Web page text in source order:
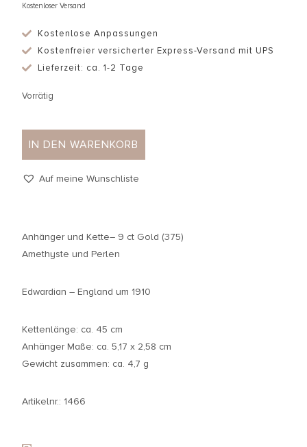
Kostenloser Versand
Kostenlose Anpassungen
Kostenfreier versicherter Express-Versand mit UPS
Lieferzeit: ca. 1-2 Tage
Vorrätig
IN DEN WARENKORB
Auf meine Wunschliste
Anhänger und Kette– 9 ct Gold (375)
Amethyste und Perlen
Edwardian – England um 1910
Kettenlänge: ca. 45 cm
Anhänger Maße: ca. 5,17 x 2,58 cm
Gewicht zusammen: ca. 4,7 g
Artikelnr.: 1466